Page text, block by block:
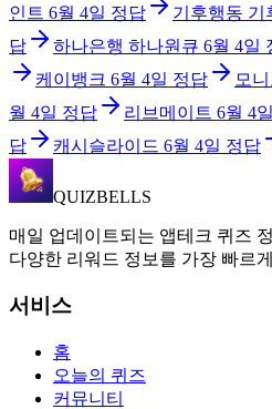
인트 6월 4일 정답 기후행동 기
답
하나은행 하나원큐 6월 4일
케이뱅크 6월 4일 정답 모니
월 4일 정답 리브메이트 6월 4일
답
캐시슬라이드 6월 4일 정답
QUIZBELLS
매일 업데이트되는 앱테크 퀴즈
다양한 리워드 정보를 가장 빠르
서비스
홈
오늘의 퀴즈
커뮤니티